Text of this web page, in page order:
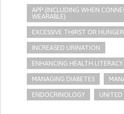
APP (INCLUDING WHEN
WEARABLE)
EXCESSIVE THIRST OR HUNGER
INCREASED URINATION
ENHANCING HEALTH LITERACY
MANAGING DIABETES
ENDOCRINOLOGY UNITED